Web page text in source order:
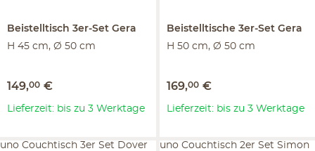
Beistelltisch 3er-Set Gera
H 45 cm, Ø 50 cm
149,00 €
Lieferzeit: bis zu 3 Werktage
Beistelltische 3er-Set Gera
H 50 cm, Ø 50 cm
169,00 €
Lieferzeit: bis zu 3 Werktage
uno Couchtisch 3er Set Dover uno Couchtisch 2er Set Simon